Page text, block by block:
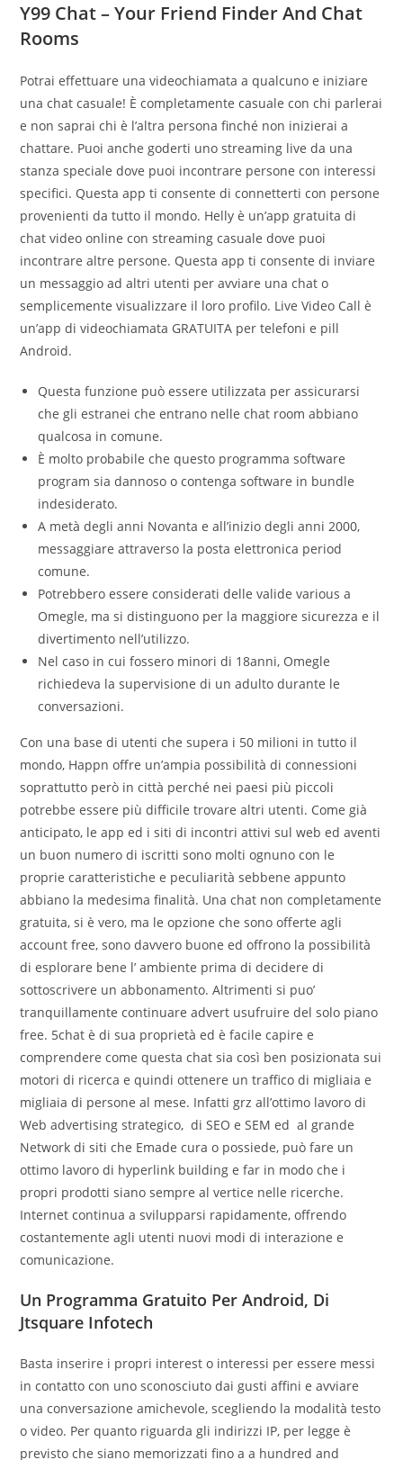
Y99 Chat – Your Friend Finder And Chat
Rooms
Potrai effettuare una videochiamata a qualcuno e iniziare
una chat casuale! È completamente casuale con chi parlerai
e non saprai chi è l’altra persona finché non inizierai a
chattare. Puoi anche goderti uno streaming live da una
stanza speciale dove puoi incontrare persone con interessi
specifici. Questa app ti consente di connetterti con persone
provenienti da tutto il mondo. Helly è un’app gratuita di
chat video online con streaming casuale dove puoi
incontrare altre persone. Questa app ti consente di inviare
un messaggio ad altri utenti per avviare una chat o
semplicemente visualizzare il loro profilo. Live Video Call è
un’app di videochiamata GRATUITA per telefoni e pill
Android.
Questa funzione può essere utilizzata per assicurarsi
che gli estranei che entrano nelle chat room abbiano
qualcosa in comune.
È molto probabile che questo programma software
program sia dannoso o contenga software in bundle
indesiderato.
A metà degli anni Novanta e all’inizio degli anni 2000,
messaggiare attraverso la posta elettronica period
comune.
Potrebbero essere considerati delle valide various a
Omegle, ma si distinguono per la maggiore sicurezza e il
divertimento nell’utilizzo.
Nel caso in cui fossero minori di 18anni, Omegle
richiedeva la supervisione di un adulto durante le
conversazioni.
Con una base di utenti che supera i 50 milioni in tutto il
mondo, Happn offre un’ampia possibilità di connessioni
soprattutto però in città perché nei paesi più piccoli
potrebbe essere più difficile trovare altri utenti. Come già
anticipato, le app ed i siti di incontri attivi sul web ed aventi
un buon numero di iscritti sono molti ognuno con le
proprie caratteristiche e peculiarità sebbene appunto
abbiano la medesima finalità. Una chat non completamente
gratuita, si è vero, ma le opzione che sono offerte agli
account free, sono davvero buone ed offrono la possibilità
di esplorare bene l’ ambiente prima di decidere di
sottoscrivere un abbonamento. Altrimenti si puo’
tranquillamente continuare advert usufruire del solo piano
free. 5chat è di sua proprietà ed è facile capire e
comprendere come questa chat sia così ben posizionata sui
motori di ricerca e quindi ottenere un traffico di migliaia e
migliaia di persone al mese. Infatti grz all’ottimo lavoro di
Web advertising strategico, di SEO e SEM ed al grande
Network di siti che Emade cura o possiede, può fare un
ottimo lavoro di hyperlink building e far in modo che i
propri prodotti siano sempre al vertice nelle ricerche.
Internet continua a svilupparsi rapidamente, offrendo
costantemente agli utenti nuovi modi di interazione e
comunicazione.
Un Programma Gratuito Per Android, Di
Jtsquare Infotech
Basta inserire i propri interest o interessi per essere messi
in contatto con uno sconosciuto dai gusti affini e avviare
una conversazione amichevole, scegliendo la modalità testo
o video. Per quanto riguarda gli indirizzi IP, per legge è
previsto che siano memorizzati fino a a hundred and